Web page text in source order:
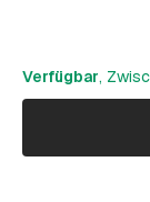
Verfügbar,